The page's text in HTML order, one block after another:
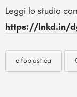
Leggi lo studio
https://lnkd.in/
cifoplastica